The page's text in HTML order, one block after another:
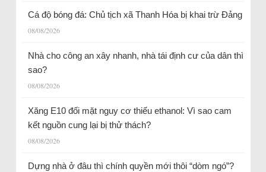
Cá độ bóng đá: Chủ tịch xã Thanh Hóa bị khai trừ Đảng
08/08/2026
Nhà cho công an xây nhanh, nhà tái định cư của dân thì
sao?
08/08/2026
Xăng E10 đối mặt nguy cơ thiếu ethanol: Vì sao cam
kết nguồn cung lại bị thử thách?
08/08/2026
Dựng nhà ở đâu thì chính quyền mới thôi “dòm ngó”?